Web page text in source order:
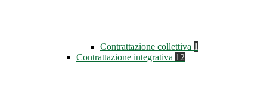
Contrattazione collettiva 1
Contrattazione integrativa 12